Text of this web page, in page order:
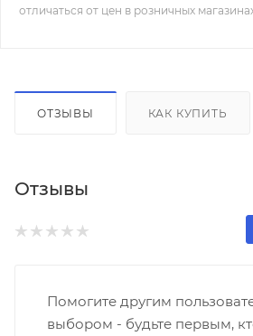
отличаться от цен в розничных
ОТЗЫВЫ КАК КУПИТЬ
Отзывы
Помогите другим
выбором - будьте первым,